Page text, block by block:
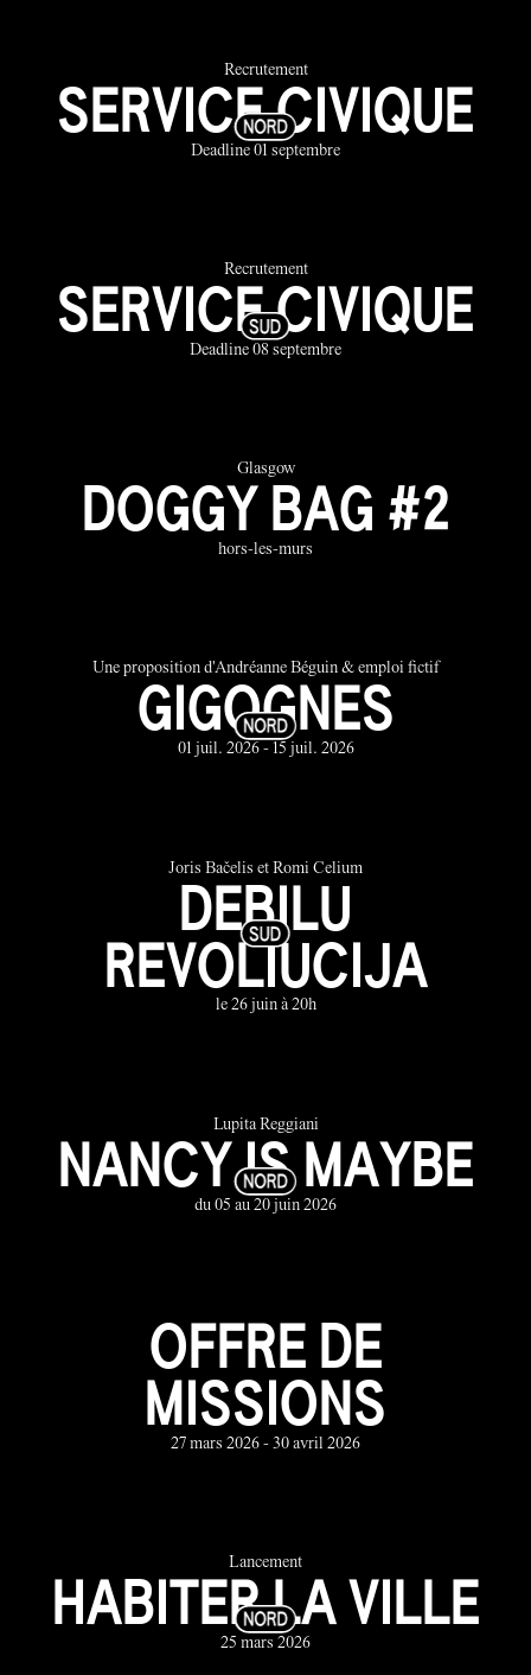
Recrutement
SERVICE CIVIQUE
Deadline 01 septembre
Recrutement
SERVICE CIVIQUE
Deadline 08 septembre
Glasgow
DOGGY BAG #2
hors-les-murs
Une proposition d'Andréanne Béguin & emploi fictif
GIGOGNES
01 juil. 2026 - 15 juil. 2026
Joris Bačelis et Romi Celium
DEBILU
REVOLIUCIJA
le 26 juin à 20h
Lupita Reggiani
NANCY IS MAYBE
du 05 au 20 juin 2026
OFFRE DE
MISSIONS
27 mars 2026 - 30 avril 2026
Lancement
HABITER LA VILLE
25 mars 2026